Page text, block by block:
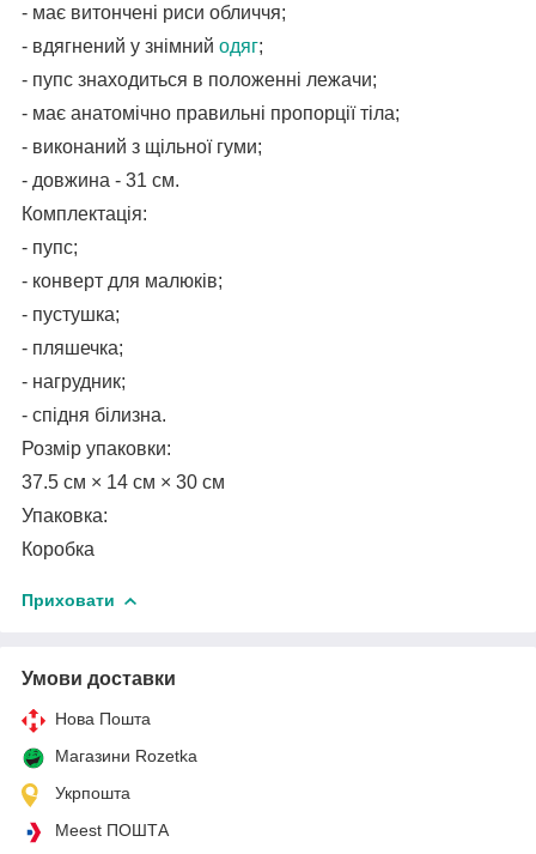
- має витончені риси обличчя;
- вдягнений у знімний одяг;
- пупс знаходиться в положенні лежачи;
- має анатомічно правильні пропорції тіла;
- виконаний з щільної гуми;
- довжина - 31 см.
Комплектація:
- пупс;
- конверт для малюків;
- пустушка;
- пляшечка;
- нагрудник;
- спідня білизна.
Розмір упаковки:
37.5 см × 14 см × 30 см
Упаковка:
Коробка
Приховати
Умови доставки
Нова Пошта
Магазини Rozetka
Укрпошта
Meest ПОШТА